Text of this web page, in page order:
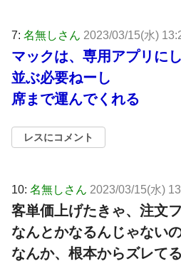
7: 名無しさん 2023/03/15(水)
マックは、専用アプリに
並ぶ必要ねーし
席まで運んでくれる
レスにコメント
10: 名無しさん 2023/03/15(水)
客単価上げたきゃ、注文
なんとかなるんじゃない
なんか、根本からズレて